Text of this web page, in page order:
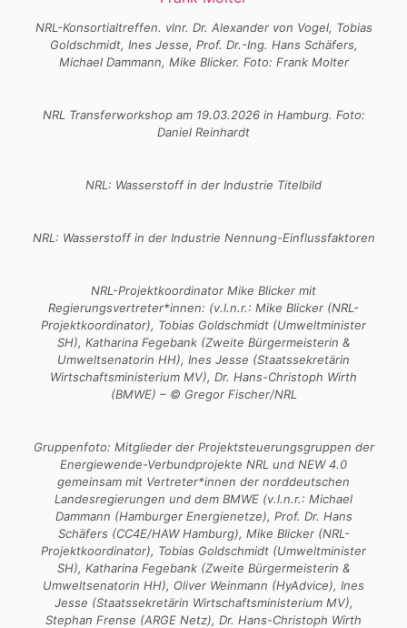
NRL-Konsortialtreffen. vlnr. Dr. Alexander von Vogel, Tobias
Goldschmidt, Ines Jesse, Prof. Dr.-Ing. Hans Schäfers,
Michael Dammann, Mike Blicker. Foto: Frank Molter
NRL Transferworkshop am 19.03.2026 in Hamburg. Foto:
Daniel Reinhardt
NRL: Wasserstoff in der Industrie Titelbild
NRL: Wasserstoff in der Industrie Nennung-Einflussfaktoren
NRL-Projektkoordinator Mike Blicker mit
Regierungsvertreter*innen: (v.l.n.r.: Mike Blicker (NRL-
Projektkoordinator), Tobias Goldschmidt (Umweltminister
SH), Katharina Fegebank (Zweite Bürgermeisterin &
Umweltsenatorin HH), Ines Jesse (Staatssekretärin
Wirtschaftsministerium MV), Dr. Hans-Christoph Wirth
(BMWE) – © Gregor Fischer/NRL
Gruppenfoto: Mitglieder der Projektsteuerungsgruppen der
Energiewende-Verbundprojekte NRL und NEW 4.0
gemeinsam mit Vertreter*innen der norddeutschen
Landesregierungen und dem BMWE (v.l.n.r.: Michael
Dammann (Hamburger Energienetze), Prof. Dr. Hans
Schäfers (CC4E/HAW Hamburg), Mike Blicker (NRL-
Projektkoordinator), Tobias Goldschmidt (Umweltminister
SH), Katharina Fegebank (Zweite Bürgermeisterin &
Umweltsenatorin HH), Oliver Weinmann (HyAdvice), Ines
Jesse (Staatssekretärin Wirtschaftsministerium MV),
Stephan Frense (ARGE Netz), Dr. Hans-Christoph Wirth